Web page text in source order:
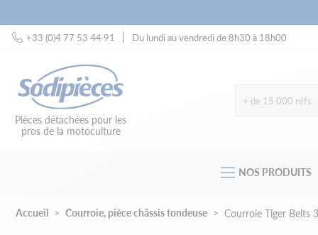
+33 (0)4 77 53 44 91
Du lundi au vendredi de 8h30 à 18h00
Pièces détachées pour les
pros de la motoculture
+ de 15 000 réfs
NOS PRODUITS
Accueil Courroie, pièce châssis tondeuse Courroie Tiger Belts